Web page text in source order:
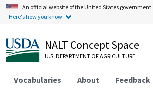
An official website of the United States government.
Here's how you know.
NALT Concept Space
U.S. DEPARTMENT OF AGRICULTURE
Vocabularies About Feedback